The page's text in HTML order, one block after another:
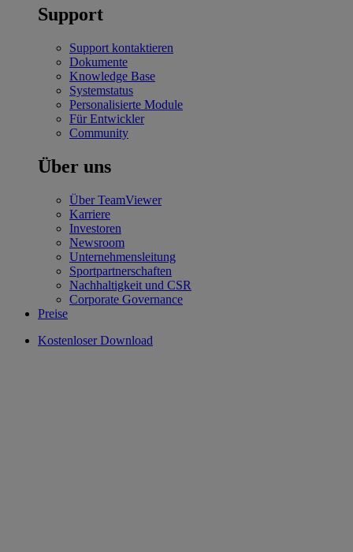
Support
Support kontaktieren
Dokumente
Knowledge Base
Systemstatus
Personalisierte Module
Für Entwickler
Community
Über uns
Über TeamViewer
Karriere
Investoren
Newsroom
Unternehmensleitung
Sportpartnerschaften
Nachhaltigkeit und CSR
Corporate Governance
Preise
Kostenloser Download